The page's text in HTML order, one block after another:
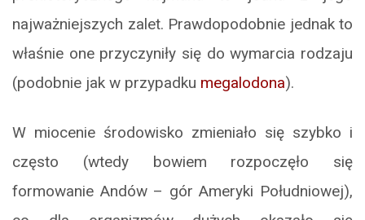
najważniejszych zalet. Prawdopodobnie jednak to
właśnie one przyczyniły się do wymarcia rodzaju
(podobnie jak w przypadku megalodona).
W miocenie środowisko zmieniało się szybko i
często (wtedy bowiem rozpoczęło się
formowanie Andów – gór Ameryki Południowej),